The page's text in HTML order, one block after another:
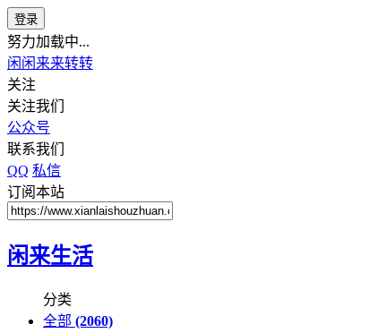
登录
努力加载中...
闲闲来来转转
关注
关注我们
公众号
联系我们
QQ 私信
订阅本站
闲来生活
分类
全部 (2060)